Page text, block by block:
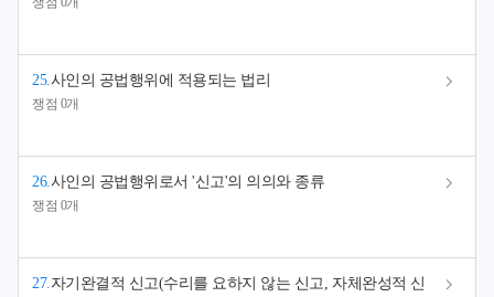
25.사인의 공법행위에 적용되는 법리
쟁점 0개
26.사인의 공법행위로서 '신고'의 의의와 종류
쟁점 0개
27.자기완결적 신고(수리를 요하지 않는 신고, 자체완성적 신